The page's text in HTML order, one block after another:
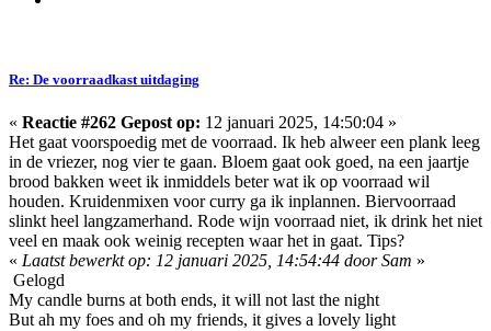
Re: De voorraadkast uitdaging
« Reactie #262 Gepost op: 12 januari 2025, 14:50:04 »
Het gaat voorspoedig met de voorraad. Ik heb alweer een plank leeg
in de vriezer, nog vier te gaan. Bloem gaat ook goed, na een jaartje
brood bakken weet ik inmiddels beter wat ik op voorraad wil
houden. Kruidenmixen voor curry ga ik inplannen. Biervoorraad
slinkt heel langzamerhand. Rode wijn voorraad niet, ik drink het niet
veel en maak ook weinig recepten waar het in gaat. Tips?
« Laatst bewerkt op: 12 januari 2025, 14:54:44 door Sam »
Gelogd
My candle burns at both ends, it will not last the night
But ah my foes and oh my friends, it gives a lovely light